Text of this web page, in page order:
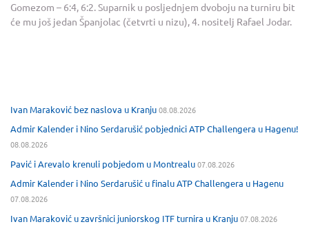
Gomezom – 6:4, 6:2. Suparnik u posljednjem dvoboju na turniru bit
će mu još jedan Španjolac (četvrti u nizu), 4. nositelj Rafael Jodar.
Ivan Maraković bez naslova u Kranju08.08.2026
Admir Kalender i Nino Serdarušić pobjednici ATP Challengera u Hagenu!
08.08.2026
Pavić i Arevalo krenuli pobjedom u Montrealu07.08.2026
Admir Kalender i Nino Serdarušić u finalu ATP Challengera u Hagenu
07.08.2026
Ivan Maraković u završnici juniorskog ITF turnira u Kranju07.08.2026